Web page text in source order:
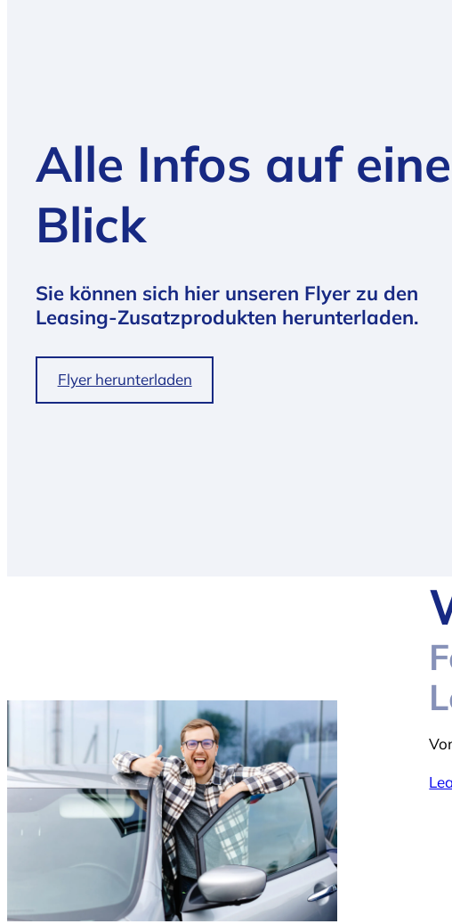
Alle Infos auf
Blick
Sie können sich hier unseren Flyer zu den
Leasing-Zusatzprodukten herunterladen.
Flyer herunterladen